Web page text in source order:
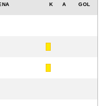
K A GOL